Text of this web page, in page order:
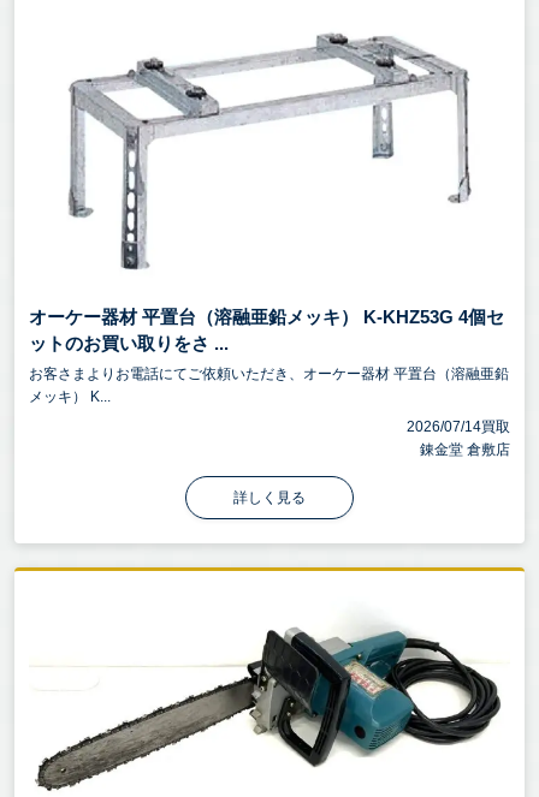
オーケー器材 平置台（溶融亜鉛メッキ） K-KHZ53G 4個セ
ットのお買い取りをさ ...
お客さまよりお電話にてご依頼いただき、オーケー器材 平置台（溶融亜鉛
メッキ） K...
2026/07/14買取
錬金堂 倉敷店
詳しく見る